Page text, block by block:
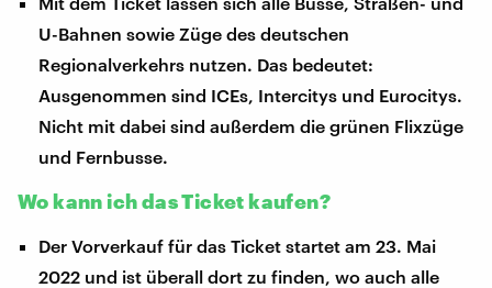
U-Bahnen sowie Züge des deutschen
Regionalverkehrs nutzen. Das bedeutet:
Ausgenommen sind ICEs, Intercitys und Eurocitys.
Nicht mit dabei sind außerdem die grünen Flixzüge
und Fernbusse.
Wo kann ich das Ticket kaufen?
Der Vorverkauf für das Ticket startet am 23. Mai
2022 und ist überall dort zu finden, wo auch alle